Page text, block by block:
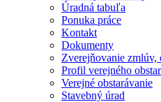
Úradná tabuľa
Ponuka práce
Kontakt
Dokumenty
Zverejňovanie zmlúv,
Profil verejného
Verejné obstarávanie
Stavebný úrad